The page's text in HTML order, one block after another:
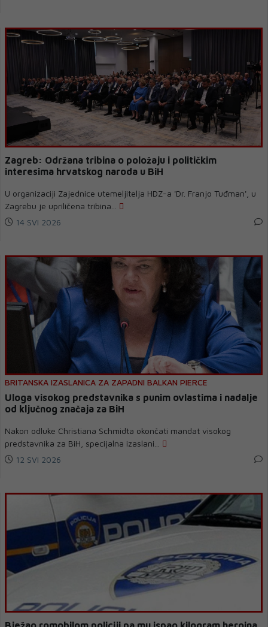
Zagreb: Održana tribina o položaju i političkim
interesima hrvatskog naroda u BiH
U organizaciji Zajednice utemeljitelja HDZ-a 'Dr. Franjo Tuđman', u
Zagrebu je upriličena tribina...
14 SVI 2026
BRITANSKA IZASLANICA ZA ZAPADNI BALKAN PIERCE
Uloga visokog predstavnika s punim ovlastima i nadalje
od ključnog značaja za BiH
Nakon odluke Christiana Schmidta okončati mandat visokog
predstavnika za BiH, specijalna izaslani...
12 SVI 2026